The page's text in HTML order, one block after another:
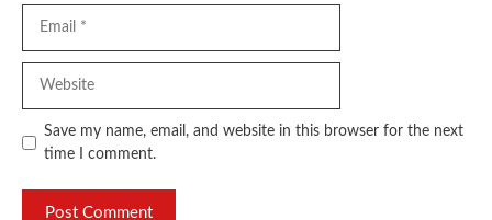
Save my name, email, and website in this browser for the next
time I comment.